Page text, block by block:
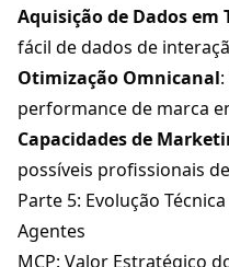
Aquisição de Dados em
fácil de dados de
Otimização Omnicanal
performance de marca
Capacidades de
possíveis profissionais
Parte 5: Evolução
Agentes
MCP: Valor Estratégico